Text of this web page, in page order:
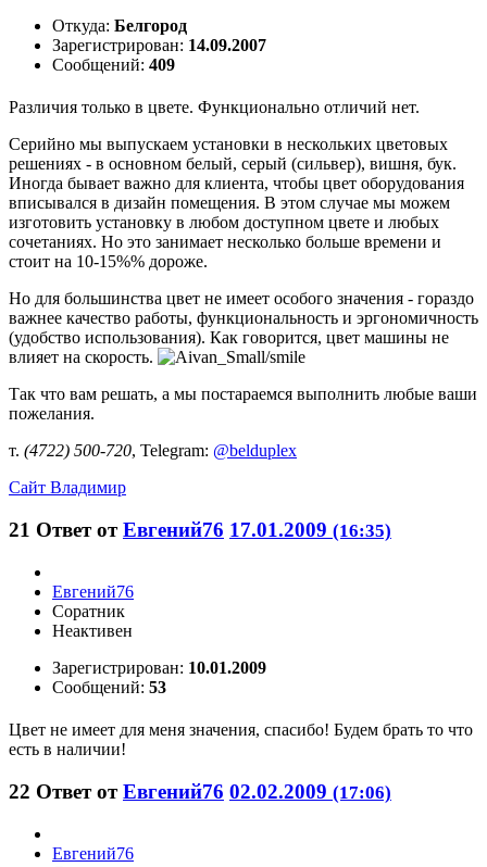
Откуда: Белгород
Зарегистрирован: 14.09.2007
Сообщений: 409
Различия только в цвете. Функционально отличий нет.
Серийно мы выпускаем установки в нескольких цветовых
решениях - в основном белый, серый (сильвер), вишня, бук.
Иногда бывает важно для клиента, чтобы цвет оборудования
вписывался в дизайн помещения. В этом случае мы можем
изготовить установку в любом доступном цвете и любых
сочетаниях. Но это занимает несколько больше времени и
стоит на 10-15%% дороже.
Но для большинства цвет не имеет особого значения - гораздо
важнее качество работы, функциональность и эргономичность
(удобство использования). Как говорится, цвет машины не
влияет на скорость.
Так что вам решать, а мы постараемся выполнить любые ваши
пожелания.
т. (4722) 500-720, Telegram: @belduplex
Сайт Владимир
21 Ответ отЕвгений76 17.01.2009 (16:35)
Евгений76
Соратник
Неактивен
Зарегистрирован: 10.01.2009
Сообщений: 53
Цвет не имеет для меня значения, спасибо! Будем брать то что
есть в наличии!
22 Ответ отЕвгений76 02.02.2009 (17:06)
Евгений76